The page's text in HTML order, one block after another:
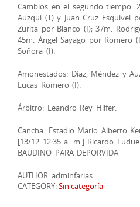
Cambios en el segundo tiempo:
Auzqui (T) y Juan Cruz Esquivel
Zurita por Blanco (I); 37m.
45m. Ángel Sayago por Romero
Soñora (I).
Amonestados: Díaz, Méndez y
Lucas Romero (I).
Árbitro: Leandro Rey Hilfer.
Cancha: Estadio Mario Alberto
[13/12 12:35 a. m.] Ricardo
BAUDINO PARA DEPORVIDA
AUTHOR: adminfarias
CATEGORY:Sin categoría